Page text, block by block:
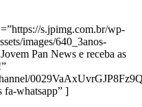
s.jpimg.com.br/wp-
images/640_3anos-
Pan News e receba as
fa-whatsapp” ]